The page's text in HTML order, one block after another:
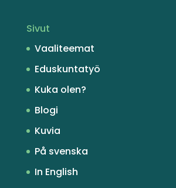
Sivut
Vaaliteemat
Eduskuntatyö
Kuka olen?
Blogi
Kuvia
På svenska
In English